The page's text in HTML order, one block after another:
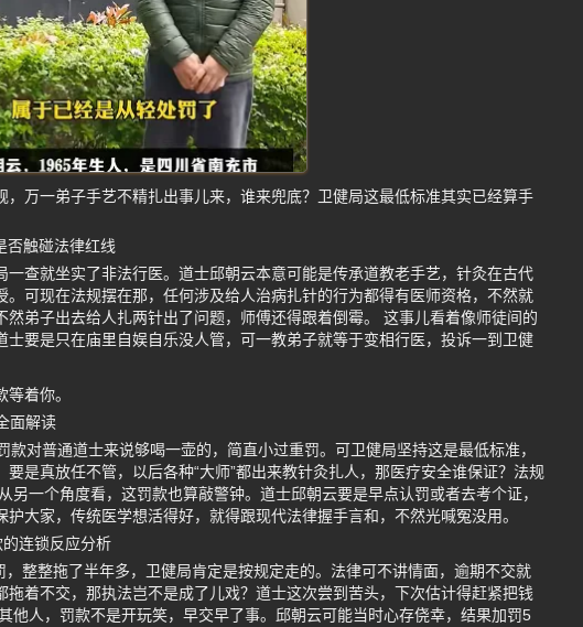
万一弟子手艺不精扎出事儿来，谁来兜底？卫健局这最低标准其实已经算手
否触碰法律红线
查就坐实了非法行医。道士邱朝云本意可能是传承道教老手艺，针灸在古代
可现在法规摆在那，任何涉及给人治病扎针的行为都得有医师资格，不然就
弟子出去给人扎两针出了问题，师傅还得跟着倒霉。 这事儿看着像师徒间的
要是只在庙里自娱自乐没人管，可一教弟子就等于变相行医，投诉一到卫健
着你。
面解读
对普通道士来说够喝一壶的，简直小过重罚。可卫健局坚持这是最低标准，
是真放任不管，以后各种“大师”都出来教针灸扎人，那医疗安全谁保证？法规
一个角度看，这罚款也算敲警钟。道士邱朝云要是早点认罚或者去考个证，
大家，传统医学想活得好，就得跟现代法律握手言和，不然光喊冤没用。
连锁反应分析
整整拖了半年多，卫健局肯定是按规定走的。法律可不讲情面，逾期不交就
着不交，那执法岂不是成了儿戏？道士这次尝到苦头，下次估计得赶紧把钱
他人，罚款不是开玩笑，早交早了事。邱朝云可能当时心存侥幸，结果加罚5